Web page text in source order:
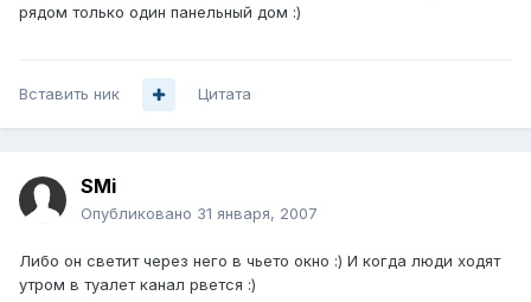
рядом только один панельный дом :)
Вставить ник Цитата
SMi
Опубликовано 31 января, 2007
Либо он светит через него в чьето окно :) И когда люди ходят
утром в туалет канал рвется :)